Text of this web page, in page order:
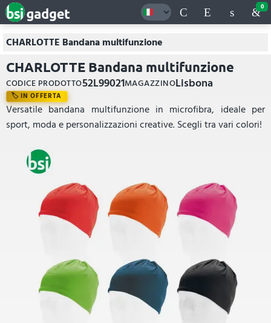
0
CHARLOTTE Bandana multifunzione
CHARLOTTE Bandana multifunzione
CODICE PRODOTTO52L99021MAGAZZINOLisbona
IN OFFERTA
Versatile bandana multifunzione in microfibra, ideale per
sport, moda e personalizzazioni creative. Scegli tra vari colori!